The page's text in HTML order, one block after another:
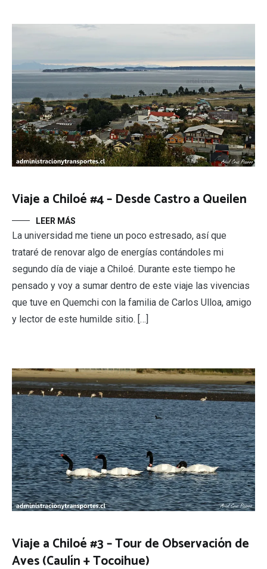
Viaje a Chiloé #4 – Desde Castro a Queilen
LEER MÁS
La universidad me tiene un poco estresado, así que
trataré de renovar algo de energías contándoles mi
segundo día de viaje a Chiloé. Durante este tiempo he
pensado y voy a sumar dentro de este viaje las vivencias
que tuve en Quemchi con la familia de Carlos Ulloa, amigo
y lector de este humilde sitio. […]
Viaje a Chiloé #3 – Tour de Observación de
Aves (Caulín + Tocoihue)